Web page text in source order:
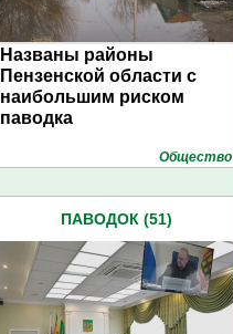
Названы районы
Пензенской области с
наибольшим риском
паводка
Общество
ПАВОДОК (51)